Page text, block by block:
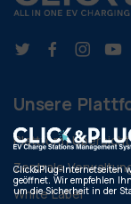
Unsere
Plattform Übersicht
Zentrale
White Label
Click&Plug-Internetseiten
geöffnet. Wir empfehlen
um die Sicherheit in der